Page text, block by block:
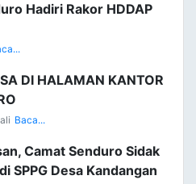
Hadiri Rakor HDDAP
DI HALAMAN KANTOR
Baca...
Camat Senduro Sidak
SPPG Desa Kandangan